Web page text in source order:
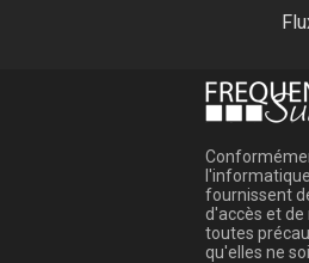
fournissent
d'accès et
toutes
qu'elles ne